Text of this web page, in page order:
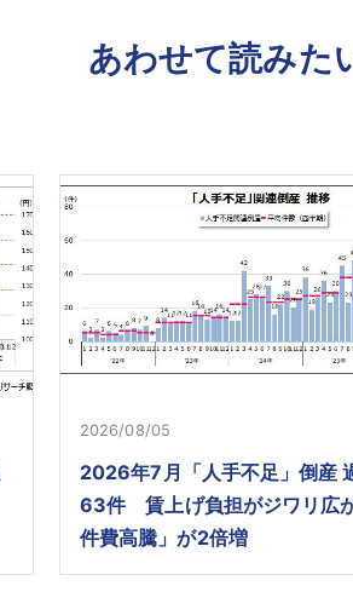
あわせて読みた
2026/08/05
2026年7月「人手不足」倒産
63件 賃上げ負担がジワリ広
件費高騰」が2倍増